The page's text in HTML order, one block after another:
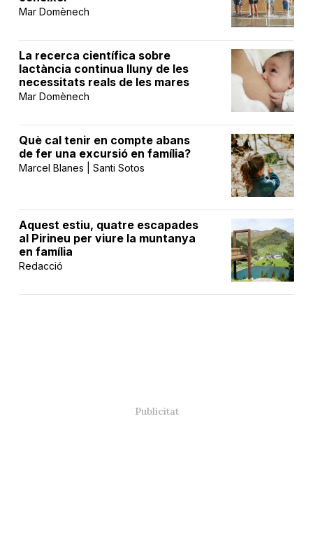
Mar Domènech
La recerca científica sobre
lactància continua lluny de les
necessitats reals de les mares
Mar Domènech
Què cal tenir en compte abans
de fer una excursió en família?
Marcel Blanes | Santi Sotos
Aquest estiu, quatre escapades
al Pirineu per viure la muntanya
en família
Redacció